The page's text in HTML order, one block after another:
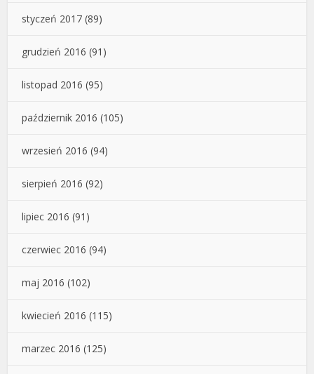
styczeń 2017 (89)
grudzień 2016 (91)
listopad 2016 (95)
październik 2016 (105)
wrzesień 2016 (94)
sierpień 2016 (92)
lipiec 2016 (91)
czerwiec 2016 (94)
maj 2016 (102)
kwiecień 2016 (115)
marzec 2016 (125)